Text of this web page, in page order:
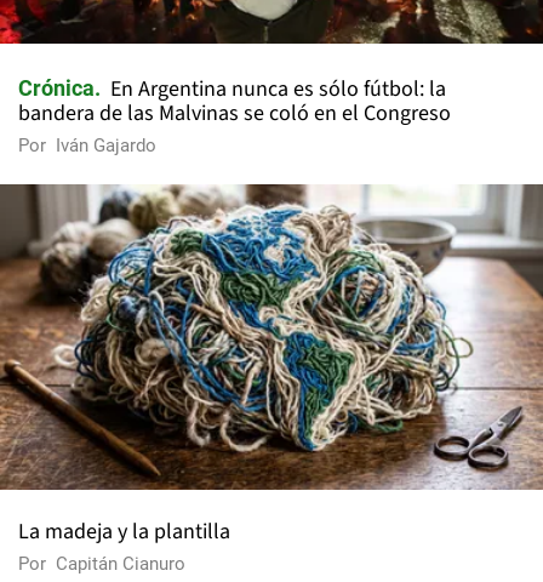
Crónica
En Argentina nunca es sólo fútbol: la
bandera de las Malvinas se coló en el Congreso
Por Iván Gajardo
La madeja y la plantilla
Por Capitán Cianuro